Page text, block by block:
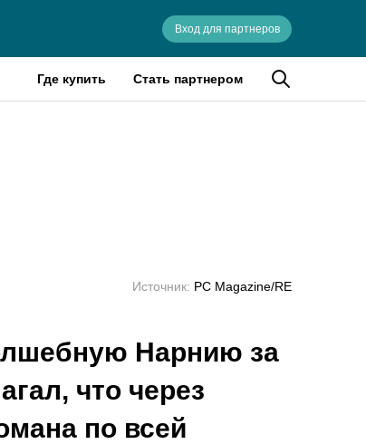
Вход для партнеров
Где купить Стать партнером
Источник: PC Magazine/RE
Нарнию за
что через
по всей